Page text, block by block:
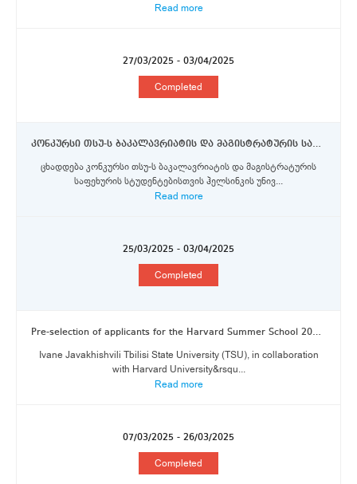
Read more
27/03/2025 - 03/04/2025
Completed
კონკურსი თსუ-ს ბაკალავრიატის და მაგისტრატურის საფეხურის სტუდენტებისთვის ჰელსინკის უნივერსიტეტში ერაზმუს+ პროგრამის სტიპენდიების მოსაპოვებლად
ცხადდება კონკურსი თსუ-ს ბაკალავრიატის და მაგისტრატურის
საფეხურის სტუდენტებისთვის ჰელსინკის უნივ...
Read more
25/03/2025 - 03/04/2025
Completed
Pre-selection of applicants for the Harvard Summer School 2025 program is now open
Ivane Javakhishvili Tbilisi State University (TSU), in collaboration
with Harvard University&rsqu...
Read more
07/03/2025 - 26/03/2025
Completed